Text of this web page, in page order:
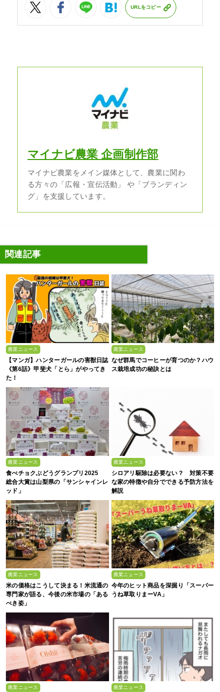
URLをコピー
マイナビ農業 企画制作部
マイナビ農業をメイン媒体として、農業に関わ
る方々の「広報・宣伝活動」 や「ブランディン
グ」を支援しています。
関連記事
農業ニュース
【マンガ】ハンターガールの害獣日誌
《第6話》甲斐犬「とら」がやってき
た！
農業ニュース
なぜ群馬でコーヒーが育つのか？ハウ
ス栽培成功の秘訣とは
農業ニュース
食べチョクぶどうグランプリ2025
総合大賞は山梨県の「サンシャインレ
ッド」
農業ニュース
シロアリ駆除は必要ない？ 対策不要
な家の特徴や自分でできる予防方法を
解説
農業ニュース
米の価格はこうして決まる！米流通の
専門家が語る、今後の米市場の「ある
べき姿」
農業ニュース
今年のヒット商品を深掘り「スーパー
うね草取りまーVA」
農業ニュース 農業ニュース